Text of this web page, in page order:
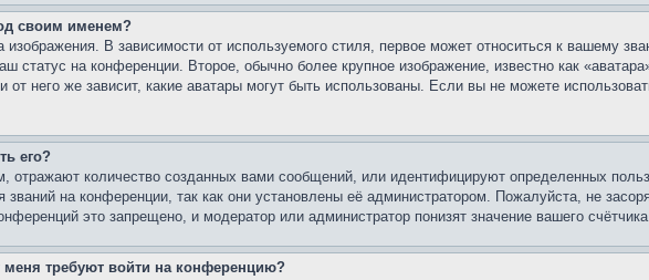
своим именем?
В зависимости от используемого стиля, первое может относиться к вашему
статус на конференции. Второе, обычно более крупное изображение, известно как
от него же зависит, какие аватары могут быть использованы. Если вы не можете
его?
количество созданных вами сообщений, или идентифицируют определенных
на конференции, так как они установлены её администратором. Пожалуйста, не
это запрещено, и модератор или администратор понизят значение вашего
требуют войти на конференцию?